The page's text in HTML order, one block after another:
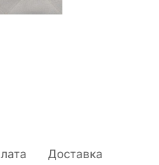
Доставка